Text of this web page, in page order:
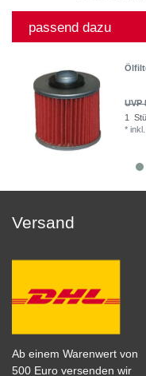
passend dazu
UVP
1
*
Versand
Ab einem Warenwert von
500 Euro versenden wir